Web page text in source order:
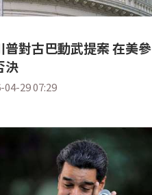
普對古巴動武提案 在美參
決
04-29 07:29